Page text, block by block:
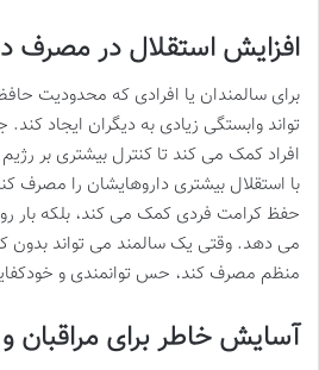
افزایش استقلال در مصرف
برای سالمندان یا افرادی که محدودیت
تواند وابستگی زیادی به دیگران ایجاد
افراد کمک می کند تا کنترل بیشتری بر
با استقلال بیشتری داروهایشان را مصرف
حفظ کرامت فردی کمک می کند، بلکه بار
می دهد. وقتی یک سالمند می تواند بدون
منظم مصرف کند، حس توانمندی و
آسایش خاطر برای مراقبان